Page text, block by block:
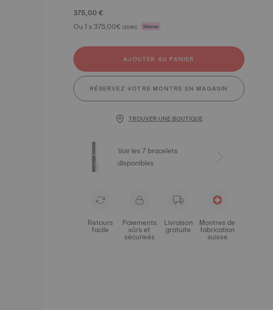
375,00 €
Ou 1 x 375,00€ avec
AJOUTER AU PANIER
RÉSERVEZ VOTRE MONTRE EN MAGASIN
TROUVER UNE BOUTIQUE
Voir les 7 bracelets
disponibles
Retours
facile
Paiements
sûrs et
sécurisés
Livraison
gratuite
Montres de
fabrication
suisse